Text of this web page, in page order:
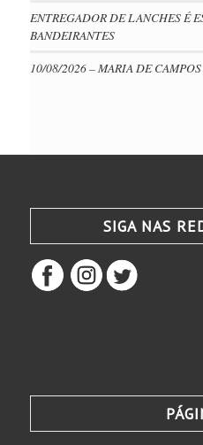
ENTREGADOR DE LANCHES É
BANDEIRANTES
10/08/2026 – MARIA DE
SIGA NAS